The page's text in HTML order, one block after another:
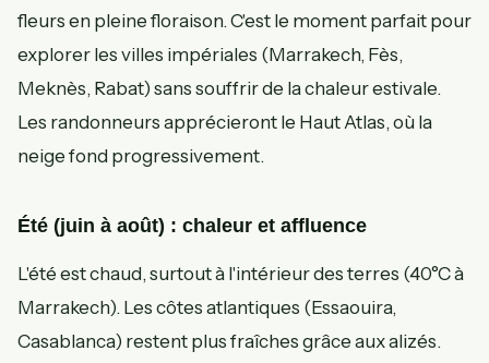
fleurs en pleine floraison. C'est le moment parfait pour
explorer les villes impériales (Marrakech, Fès,
Meknès, Rabat) sans souffrir de la chaleur estivale.
Les randonneurs apprécieront le Haut Atlas, où la
neige fond progressivement.
Été (juin à août) : chaleur et affluence
L'été est chaud, surtout à l'intérieur des terres (40°C à
Marrakech). Les côtes atlantiques (Essaouira,
Casablanca) restent plus fraîches grâce aux alizés.